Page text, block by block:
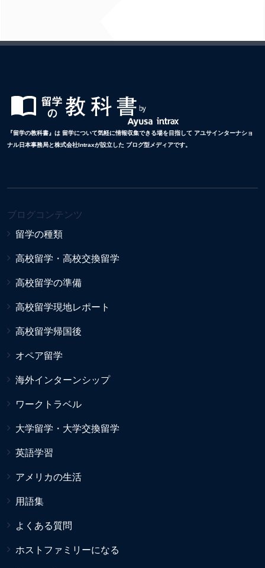
『留学の教科書』は 留学について気軽に情報収集できる場を目指して アユサインターナショ
ナル日本事務局と株式会社Intraxが設立した ブログ型メディアです。
ブログコンテンツ
留学の種類
高校留学・高校交換留学
高校留学の準備
高校留学現地レポート
高校留学帰国後
オペア留学
海外インターンシップ
ワークトラベル
大学留学・大学交換留学
英語学習
アメリカの生活
用語集
よくある質問
ホストファミリーになる